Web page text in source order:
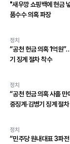
"새우깡 쇼핑백에 현금
품수수 의혹 파장
정치
“공천 헌금 의혹 1억원
기 징계 절차 착수
정치
“공천 헌금 의혹 사흘
중징계·김병기 징계 절
정치
“민주당 원내대표 3파